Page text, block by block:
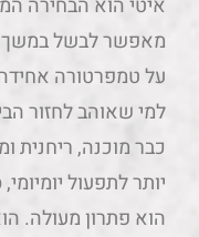
מאפשר לבשל במשך
על טמפרטורה
למי שאוהב לחזור
כבר מוכנה, ריחנית
יותר לתפעול
הוא פתרון מעולה.